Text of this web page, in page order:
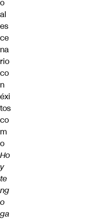
o
al
es
ce
na
rio
co
n
éxi
tos
co
m
o
Ho
y
te
ng
o
ga